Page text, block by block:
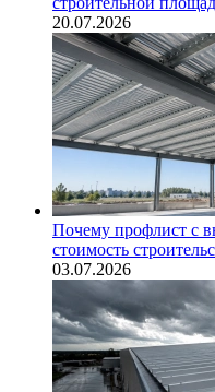
20.07.2026
Почему профлист с
стоимость
03.07.2026